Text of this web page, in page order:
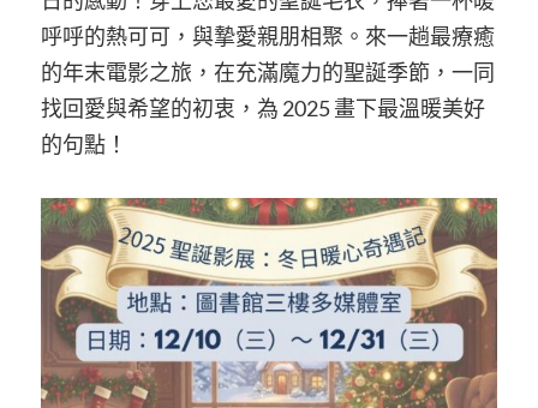
呼呼的熱可可，與摯愛親朋相聚。來一趟最療癒
的年末電影之旅，在充滿魔力的聖誕季節，一同
找回愛與希望的初衷，為 2025 畫下最溫暖美好
的句點！